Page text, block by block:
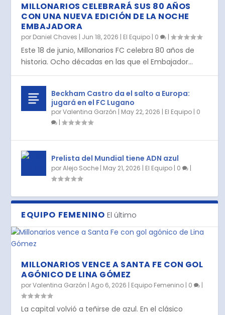
MILLONARIOS CELEBRARÁ SUS 80 AÑOS
CON UNA NUEVA EDICIÓN DE LA NOCHE
EMBAJADORA
por Daniel Chaves | Jun 18, 2026 | El Equipo | 0 |
Este 18 de junio, Millonarios FC celebra 80 años de
historia. Ocho décadas en las que el Embajador...
Beckham Castro da el salto a Europa:
jugará en el FC Lugano
porValentina Garzón | May 22, 2026 | El Equipo | 0
|
Prelista del Mundial tiene ADN azul
porAlejo Soche | May 21, 2026 | El Equipo | 0 |
EQUIPO FEMENINO El último
MILLONARIOS VENCE A SANTA FE CON GOL
AGÓNICO DE LINA GÓMEZ
porValentina Garzón |Ago 6, 2026 | Equipo Femenino | 0 |
La capital volvió a teñirse de azul. En el clásico